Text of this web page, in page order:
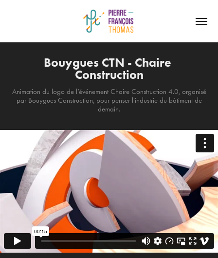
Bouygues CTN - Chaire
Construction
Animation du logo de l’événement Chaire Construction 4.0, organisé
par Bouygues Construction, pour penser l'industrie du bâtiment de
demain.